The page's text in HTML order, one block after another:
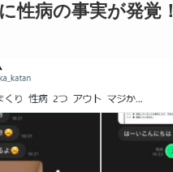
性病の事実が発覚！